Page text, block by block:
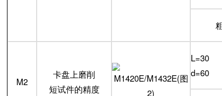
M2
卡盘上磨削
短试件的精度
L=30
d=60